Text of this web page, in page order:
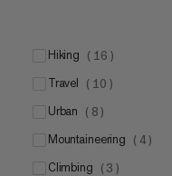
hiking ( 16 )
travel ( 10 )
urban ( 8 )
mountaineering ( 4 )
climbing ( 3 )